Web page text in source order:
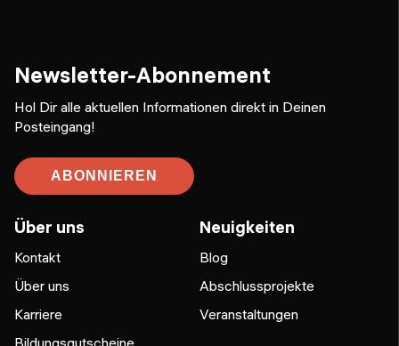
Newsletter-Abonnement
Hol Dir alle aktuellen Informationen direkt in Deinen
Posteingang!
ABONNIEREN
Über uns
Kontakt
Über uns
Karriere
Neuigkeiten
Blog
Abschlussprojekte
Veranstaltungen